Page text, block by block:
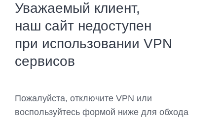
Уважаемый клиент,
наш сайт недоступен
при использовании VPN
сервисов
Пожалуйста, отключите VPN или
воспользуйтесь формой ниже для обхода